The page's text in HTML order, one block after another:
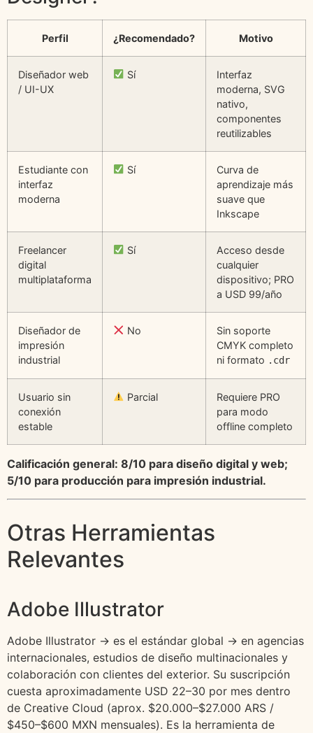
Perfil ¿Recomendado? Motivo
Diseñador web
/ UI-UX
Sí
Interfaz
moderna, SVG
nativo,
componentes
reutilizables
Estudiante con
interfaz
moderna
Sí
Curva de
aprendizaje más
suave que
Inkscape
Freelancer
digital
multiplataforma
Sí
Acceso desde
cualquier
dispositivo; PRO
a USD 99/año
Diseñador de
impresión
industrial
No
Sin soporte
CMYK completo
ni formato .cdr
Usuario sin
conexión
estable
Parcial
Requiere PRO
para modo
offline completo
Calificación general: 8/10 para diseño digital y web;
5/10 para producción para impresión industrial.
Otras Herramientas
Relevantes
Adobe Illustrator
Adobe Illustrator → es el estándar global → en agencias
internacionales, estudios de diseño multinacionales y
colaboración con clientes del exterior. Su suscripción
cuesta aproximadamente USD 22–30 por mes dentro
de Creative Cloud (aprox. $20.000–$27.000 ARS /
$450–$600 MXN mensuales). Es la herramienta de